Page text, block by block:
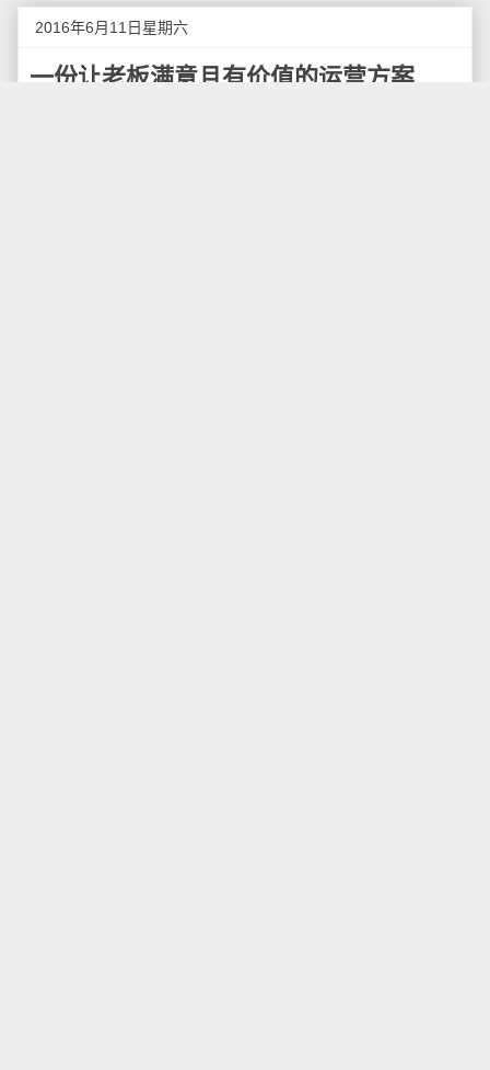
2016年6月11日星期六
一份让老板满意且有价值的运营方案